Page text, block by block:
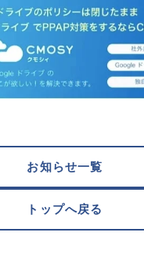
お知らせ一覧
トップへ戻る